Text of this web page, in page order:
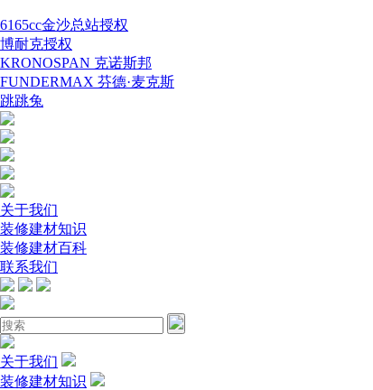
6165cc金沙总站授权
博耐克授权
KRONOSPAN 克诺斯邦
FUNDERMAX 芬德·麦克斯
跳跳兔
关于我们
装修建材知识
装修建材百科
联系我们
关于我们
装修建材知识